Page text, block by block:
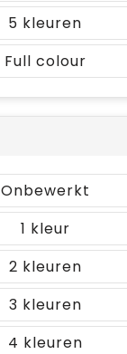
5
Full colour
Onbewerkt
1
2
3
4